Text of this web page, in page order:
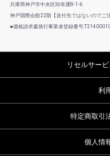
兵庫県神戸市中央区卸幸通8-1-6
神戸国際会館22階【送付先ではないのでご
■適格請求書発行事業者登録番号
リセルサー
利
特定商取引
個人情